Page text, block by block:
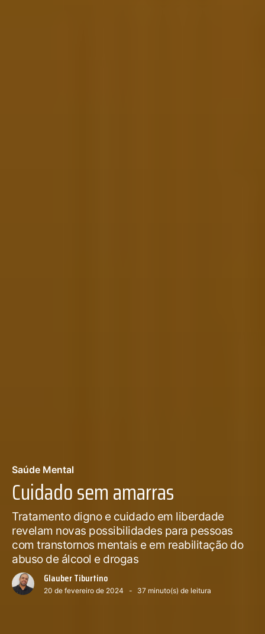
Saúde Mental
Cuidado sem amarras
Tratamento digno e cuidado em liberdade
revelam novas possibilidades para pessoas
com transtornos mentais e em reabilitação do
abuso de álcool e drogas
Glauber Tiburtino
20 de fevereiro de 2024 37 minuto(s) de leitura